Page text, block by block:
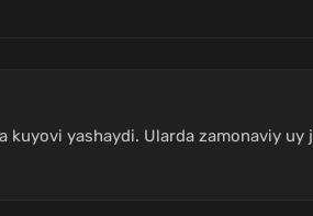
yashaydi. Ularda zamonaviy